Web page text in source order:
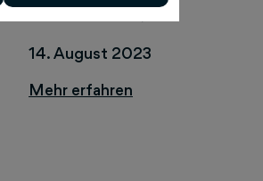
erteilen?
14. August 2023